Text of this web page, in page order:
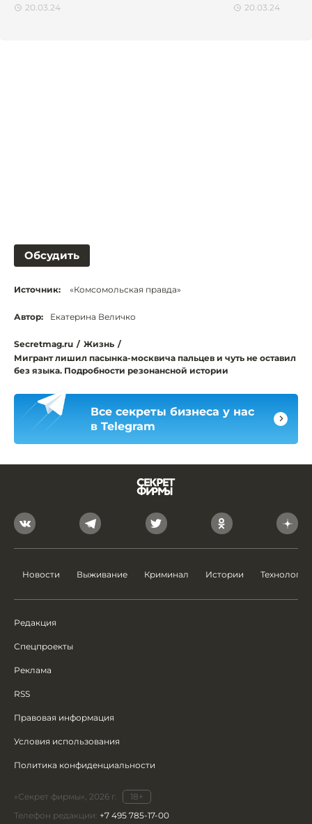
20.03.24 20.03.24
Обсудить
Источник: «Комсомольская правда»
Автор: Екатерина Величко
Secretmag.ru / Жизнь /
Мигрант лишил пасынка-москвича пальцев и чуть не оставил
без языка. Подробности резонансной истории
Все секреты бизнеса у нас
в Telegram
Новости Выживание Криминал Истории Технологии
Редакция
Спецпроекты
Реклама
RSS
Правовая информация
Условия использования
Политика конфиденциальности
«Секрет фирмы», 2026 г.
18+
Телефон редакции: +7 495 785-17-00